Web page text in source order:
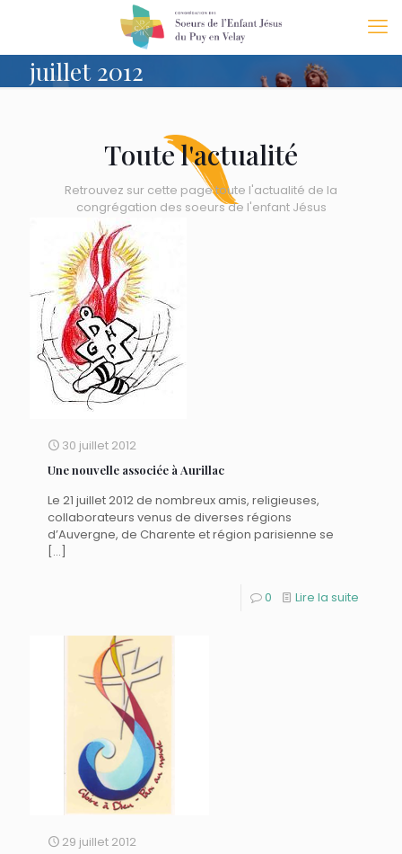
juillet 2012
Toute l'actualité
Retrouvez sur cette page toute l'actualité de la
congrégation des soeurs de l'enfant Jésus
30 juillet 2012
Une nouvelle associée à Aurillac
Le 21 juillet 2012 de nombreux amis, religieuses,
collaborateurs venus de diverses régions
d’Auvergne, de Charente et région parisienne se
[…]
0 Lire la suite
29 juillet 2012